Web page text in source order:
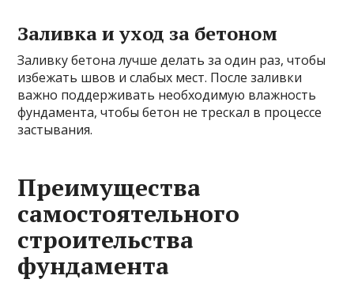
Заливка и уход за бетоном
Заливку бетона лучше делать за один раз, чтобы
избежать швов и слабых мест. После заливки
важно поддерживать необходимую влажность
фундамента, чтобы бетон не трескал в процессе
застывания.
Преимущества
самостоятельного
строительства
фундамента